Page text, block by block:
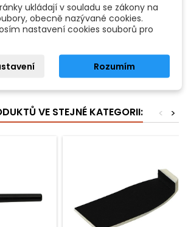
PRODUKTU
VE STEJNÉ KATEGORII: >
<
ukládají v souladu se zákony na
obecně nazývané cookies.
nastavení cookies souborů pro
Rozumím